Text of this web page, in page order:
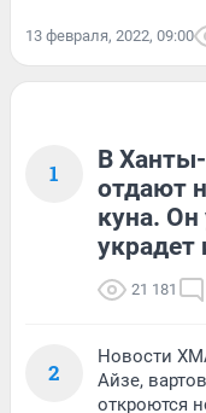
13 февраля, 2022, 09:00
1
В
отдают
куна.
украдет
21 181
2
Новости
Айзе,
откроются